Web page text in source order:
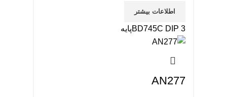
اطلاعات بیشتر
BD745C DIP 3پایه
AN277